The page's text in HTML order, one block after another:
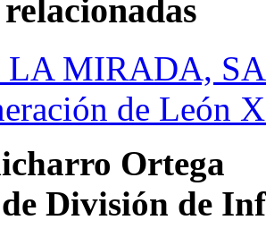
MIRADA,
de León
Ortega
División de